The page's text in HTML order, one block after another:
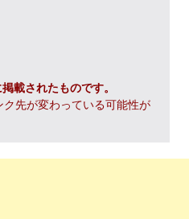
載されたものです。
先が変わっている可能性が